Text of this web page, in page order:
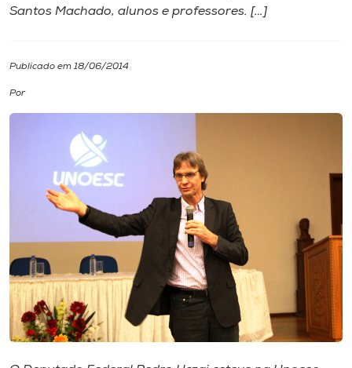
I.nova
Diplomados
Cultura
Biblioteca
Rádio
Museu
Santos Machado, alunos e professores. […]
Publicado em 18/06/2014
Por